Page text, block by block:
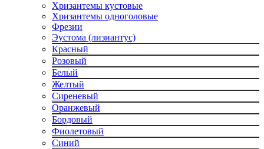
Хризантемы кустовые
Хризантемы одноголовые
Фрезии
Эустома (лизиантус)
Красный
Розовый
Белый
Желтый
Сиреневый
Оранжевый
Бордовый
Фиолетовый
Синий